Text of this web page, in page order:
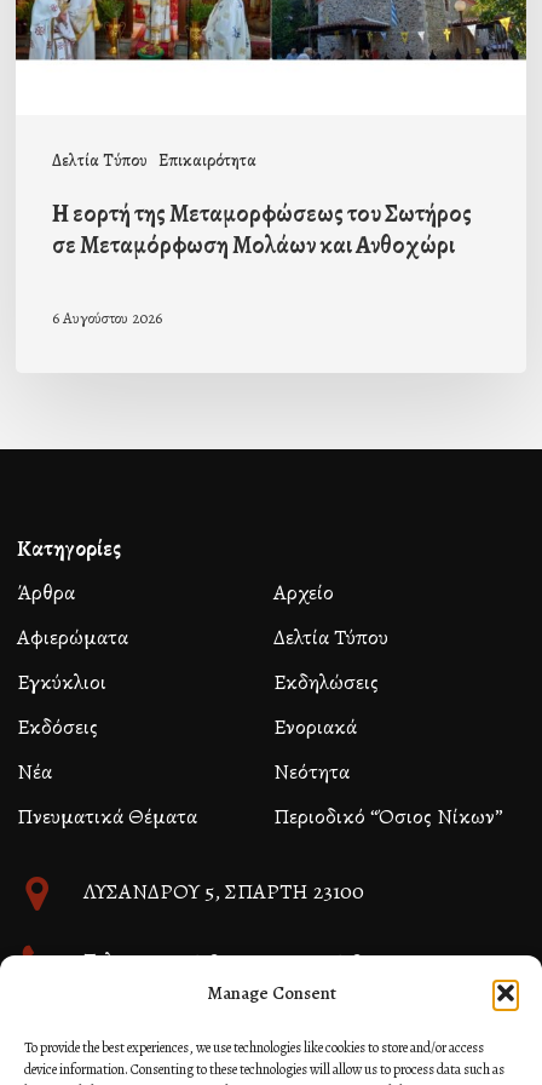
Manage Consent
To provide the best experiences, we use technologies like cookies to store and/or access
device information. Consenting to these technologies will allow us to process data such as
Δελτία Τύπου Επικαιρότητα
σε
Μεταμόρφωση
Η εορτή της Μεταμορφώσεως του Σωτήρος
σε Μεταμόρφωση Μολάων και Ανθοχώρι
6 Αυγούστου 2026
Κατηγορίες
Άρθρα
Αρχείο
Αφιερώματα
Δελτία Τύπου
Εγκύκλιοι
Εκδηλώσεις
Εκδόσεις
Ενοριακά
Νέα
Νεότητα
Πνευματικά Θέματα
Περιοδικό “Όσιος Νίκων”
ΛΥΣΑΝΔΡΟΥ 5, ΣΠΑΡΤΗ 23100
Τηλ. 27310 26580 και 27310 26581